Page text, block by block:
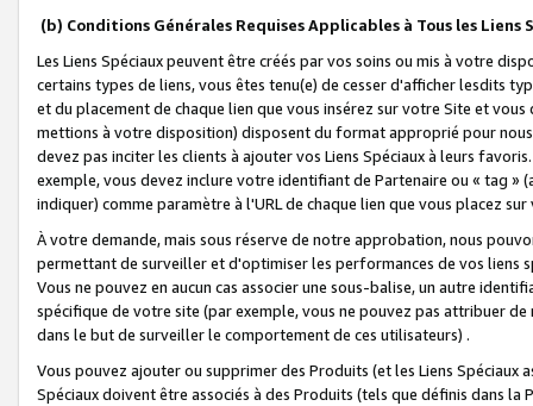
(b) Conditions Générales Requises Applicables à Tous les Liens
Les Liens Spéciaux peuvent être créés par vos soins ou mis à votre
certains types de liens, vous êtes tenu(e) de cesser d'afficher lesdits
et du placement de chaque lien que vous insérez sur votre Site et
mettions à votre disposition) disposent du format approprié pour
devez pas inciter les clients à ajouter vos Liens Spéciaux à leurs
exemple, vous devez inclure votre identifiant de Partenaire ou « tag
indiquer) comme paramètre à l'URL de chaque lien que vous placez
À votre demande, mais sous réserve de notre approbation, nous
permettant de surveiller et d'optimiser les performances de vos liens
Vous ne pouvez en aucun cas associer une sous-balise, un autre
spécifique de votre site (par exemple, vous ne pouvez pas attribuer
dans le but de surveiller le comportement de ces utilisateurs) .
Vous pouvez ajouter ou supprimer des Produits (et les Liens
Spéciaux doivent être associés à des Produits (tels que définis dans